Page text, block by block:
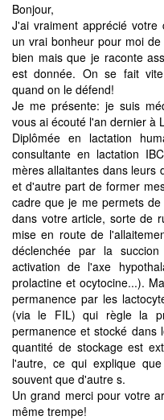
Bonjour,
J'ai vraiment apprécié
un vrai bonheur pour moi
bien mais que je raconte
est donnée. On se fait
quand on le défend!
Je me présente: je suis
vous ai écouté l'an dernier à
Diplômée en lactation
consultante en lactation
mères allaitantes dans leurs
et d'autre part de former
cadre que je me permets
dans votre article, sorte de
mise en route de
déclenchée par la
activation de l'axe
prolactine et ocytocine...).
permanence par les
(via le FIL) qui règle la
permanence et stocké dans
quantité de stockage est
l'autre, ce qui explique
souvent que d'autre s.
Un grand merci pour votre
même trempe!